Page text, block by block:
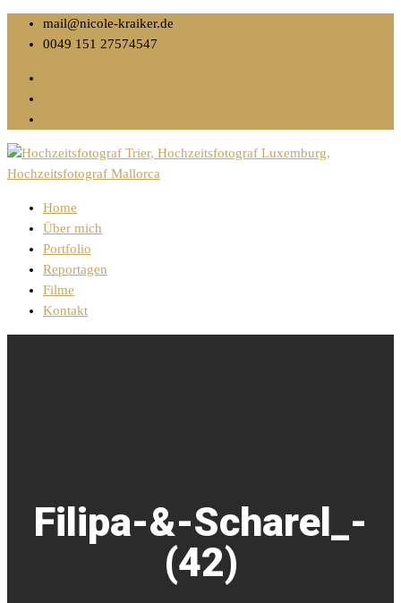
mail@nicole-kraiker.de
0049 151 27574547
Home
Über mich
Portfolio
Reportagen
Filme
Kontakt
Filipa-&-Scharel_-
(42)